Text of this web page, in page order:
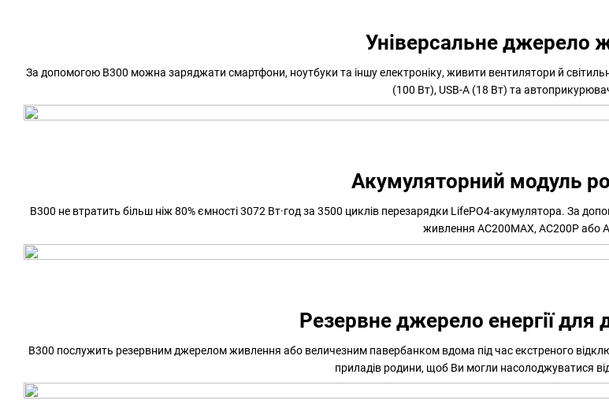
Універсальне джерело
За допомогою B300 можна заряджати смартфони, ноутбуки та іншу електроніку, живити вентилятори й
(100 Вт), USB-A (18 Вт) та
Акумуляторний модуль
B300 не втратить більш ніж 80% ємності 3072 Вт·год за 3500 циклів перезарядки LifePO4-акумулятора. За
живлення AC200MAX, AC200P або
Резервне джерело енергії для
B300 послужить резервним джерелом живлення або величезним павербанком вдома під час екстреного
приладів родини, щоб Ви могли насолоджуватися